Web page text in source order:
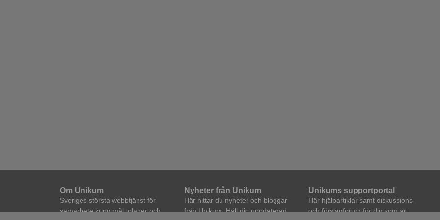
Om Unikum
Sveriges största webbtjänst för
samarbete kring mål, planer och
Nyheter från Unikum
Här hittar du nyheter och bloggar
från Unikum. Håll dig uppdaterad,
Unikums supportportal
Här hjälpartiklar samt diskussions-
och förslagforum för dig som är